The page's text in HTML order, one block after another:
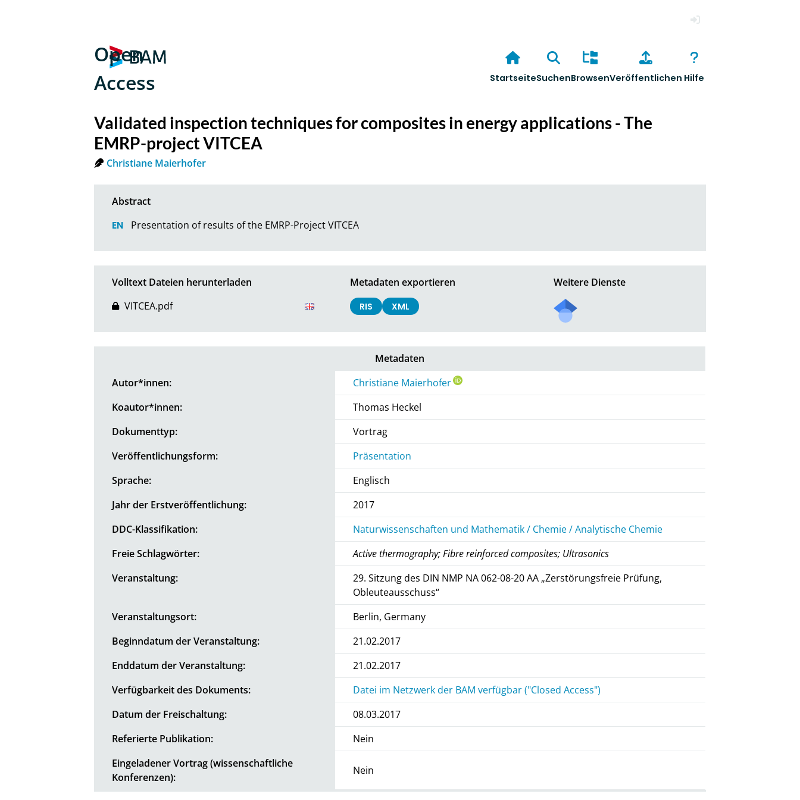
Open
Access
StartseiteSuchenBrowsenVeröffentlichen Hilfe
Validated inspection techniques for composites in energy applications - The
EMRP-project VITCEA
Christiane Maierhofer
Presentation of results of the EMRP-Project VITCEA
Volltext Dateien herunterladen
VITCEA.pdf
Metadaten exportieren
RIS XML
Weitere Dienste
Metadaten
Autor*innen:
Christiane Maierhofer
Koautor*innen:
Thomas Heckel
Dokumenttyp:
Vortrag
Veröffentlichungsform:
Präsentation
Sprache:
Englisch
Jahr der Erstveröffentlichung:
2017
DDC-Klassifikation:
Naturwissenschaften und Mathematik / Chemie / Analytische Chemie
Freie Schlagwörter:
Active thermography; Fibre reinforced composites; Ultrasonics
Veranstaltung:
29. Sitzung des DIN NMP NA 062-08-20 AA „Zerstörungsfreie Prüfung,
Obleuteausschuss“
Veranstaltungsort:
Berlin, Germany
Beginndatum der Veranstaltung:
21.02.2017
Enddatum der Veranstaltung:
21.02.2017
Verfügbarkeit des Dokuments:
Datei im Netzwerk der BAM verfügbar ("Closed Access")
Datum der Freischaltung:
08.03.2017
Referierte Publikation:
Nein
Eingeladener Vortrag (wissenschaftliche
Konferenzen):
Nein